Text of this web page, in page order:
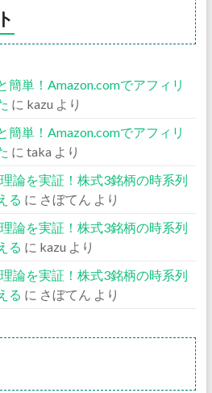
簡単！Amazon.comでアフィリ
に kazu より
簡単！Amazon.comでアフィリ
に taka より
論を実証！株式3銘柄の時系列
る に さぼてん より
論を実証！株式3銘柄の時系列
る に kazu より
論を実証！株式3銘柄の時系列
る に さぼてん より